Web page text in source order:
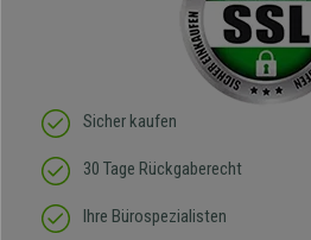
Sicher kaufen
30 Tage Rückgaberecht
Ihre Bürospezialisten